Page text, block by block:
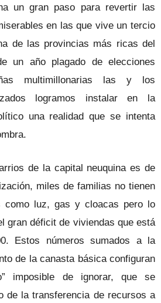
un gran paso para revertir las
en las que vive un tercio
de las provincias más ricas del
un año plagado de elecciones
multimillonarias las y los
logramos instalar en la
una realidad que se intenta
de la capital neuquina es de
miles de familias no tienen
como luz, gas y cloacas pero lo
gran déficit de viviendas que está
Estos números sumados a la
de la canasta básica configuran
imposible de ignorar, que se
de la transferencia de recursos a